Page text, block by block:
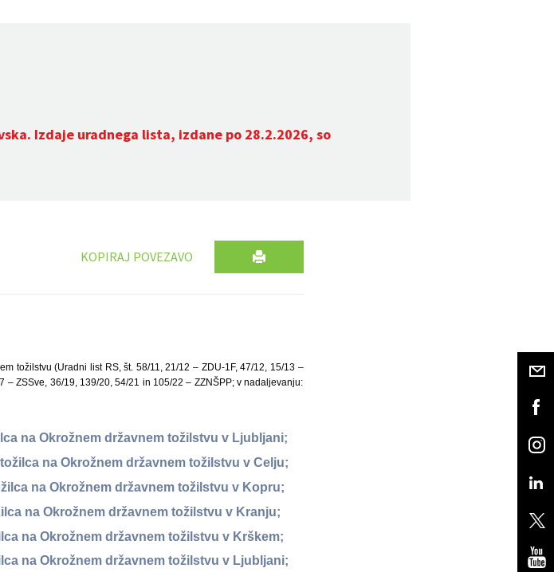
Izdaje uradnega lista, izdane po 28.2.2026, so
KOPIRAJ POVEZAVO
tožilstvu (Uradni list RS, št. 58/11, 21/12 – ZDU-1F, 47/12, 15/13 –
– ZSSve, 36/19, 139/20, 54/21 in 105/22 – ZZNŠPP; v nadaljevanju:
na Okrožnem državnem tožilstvu v Ljubljani;
na Okrožnem državnem tožilstvu v Celju;
na Okrožnem državnem tožilstvu v Kopru;
na Okrožnem državnem tožilstvu v Kranju;
na Okrožnem državnem tožilstvu v Krškem;
na Okrožnem državnem tožilstvu v Ljubljani;